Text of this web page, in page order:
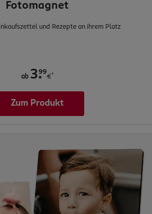
Fotomagnet
und Rezepte an ihrem Platz
ab 3.
99
€*
Zum Produkt